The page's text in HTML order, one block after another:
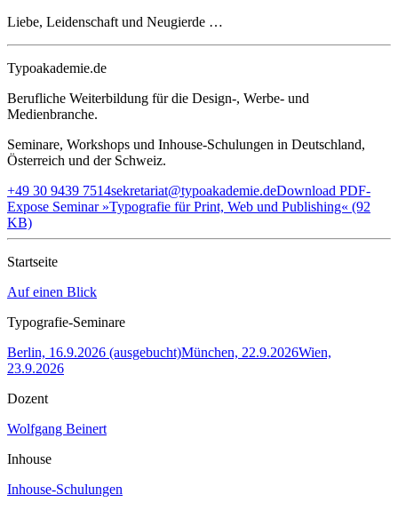
Liebe, Leidenschaft und Neugierde …
Typoakademie.de
Berufliche Weiterbildung für die Design-, Werbe- und
Medienbranche.
Seminare, Workshops und Inhouse-Schulungen in Deutschland,
Österreich und der Schweiz.
+49 30 9439 7514sekretariat@typoakademie.deDownload PDF-
Expose Seminar »Typografie für Print, Web und Publishing« (92
KB)
Startseite
Auf einen Blick
Typografie-Seminare
Berlin, 16.9.2026 (ausgebucht)München, 22.9.2026Wien,
23.9.2026
Dozent
Wolfgang Beinert
Inhouse
Inhouse-Schulungen